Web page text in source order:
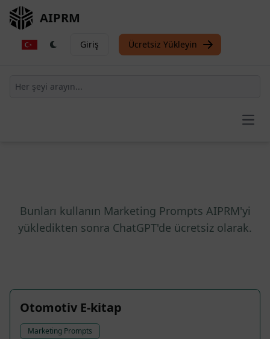
AIPRM
Giriş Ücretsiz Yükleyin
Bunları kullanın Marketing Prompts AIPRM'yi
yükledikten sonra ChatGPT'de ücretsiz olarak.
Otomotiv E-kitap
Marketing Prompts